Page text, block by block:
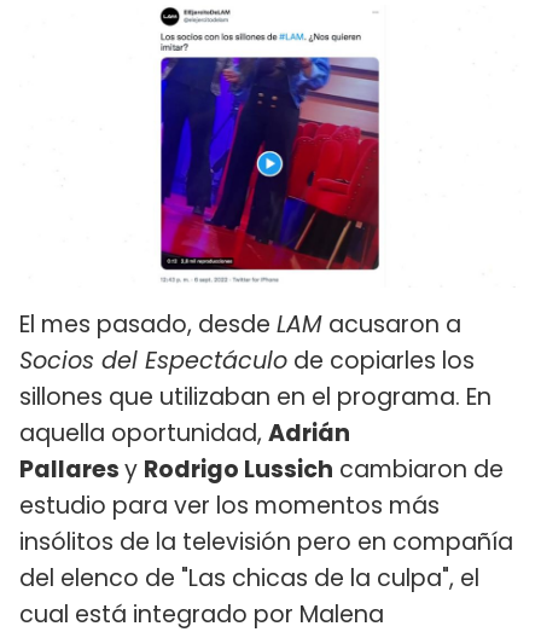
El mes pasado, desde LAM acusaron a
Socios del Espectáculo de copiarles los
sillones que utilizaban en el programa. En
aquella oportunidad, Adrián
Pallaresy Rodrigo Lussich cambiaron de
estudio para ver los momentos más
insólitos de la televisión pero en compañía
del elenco de "Las chicas de la culpa", el
cual está integrado por Malena